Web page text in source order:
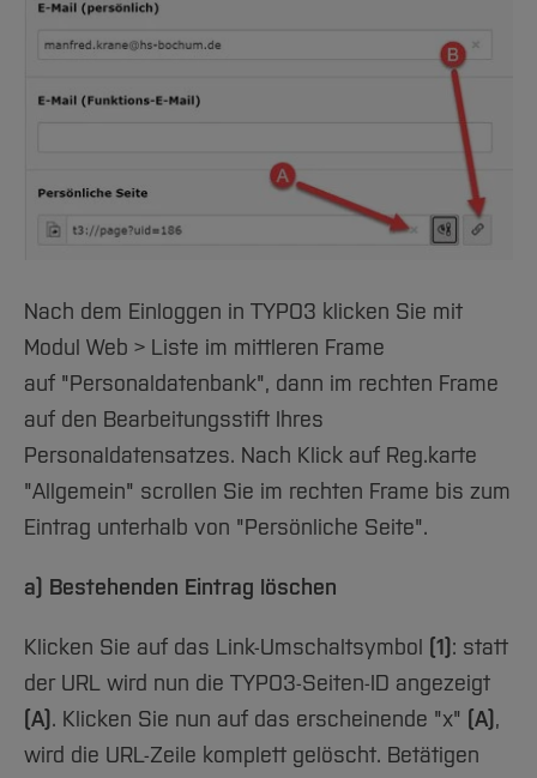
Arbeiten im FB G
Forschung und Projekte
International
Team
Studiengänge
Studieninteressierte
Aktuelles
Studium
Fachgruppen
Team
Amtliche Bekanntmachungen
Notfall-Infos
BO Shop
Familiengerechte Hochschule
Gleichstellung
Diskriminierungsfreie Hochschule
Hochschulbibliothek
International Office
qed-Stiftung
Zentrale Studienberatung
Nach dem Einloggen in TYPO3 klicken Sie mit
Modul Web > Liste im mittleren Frame
auf "Personaldatenbank", dann im rechten Frame
auf den Bearbeitungsstift Ihres
Personaldatensatzes. Nach Klick auf Reg.karte
"Allgemein" scrollen Sie im rechten Frame bis zum
Eintrag unterhalb von "Persönliche Seite".
a) Bestehenden Eintrag löschen
Klicken Sie auf das Link-Umschaltsymbol (1): statt
der URL wird nun die TYPO3-Seiten-ID angezeigt
(A). Klicken Sie nun auf das erscheinende "x" (A),
wird die URL-Zeile komplett gelöscht. Betätigen